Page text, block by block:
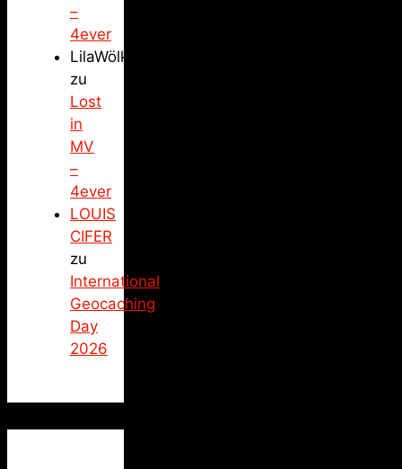
–
4ever
LilaWölkchen
zu
Lost
in
MV
–
4ever
LOUIS
CIFER
zu
International
Geocaching
Day
2026